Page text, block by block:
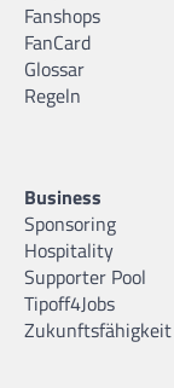
Fanshops
FanCard
Glossar
Regeln
Business
Sponsoring
Hospitality
Supporter Pool
Tipoff4Jobs
Zukunftsfähigkeit